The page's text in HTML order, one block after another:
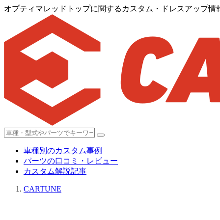
オプティマレッドトップに関するカスタム・ドレスアップ情
車種別のカスタム事例
パーツの口コミ・レビュー
カスタム解説記事
CARTUNE